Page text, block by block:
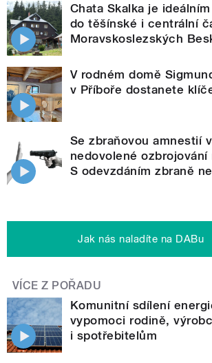
Chata Skalka je
do těšínské i centrální
Moravskoslezských
V rodném domě
v Příboře dostanete
Se zbraňovou amnestií
nedovolené ozbrojování
S odevzdáním zbraně
Jak nás naladíte na DABu
VÍCE Z POŘADU
Komunitní sdílení
vypomoci rodině,
i spotřebitelům